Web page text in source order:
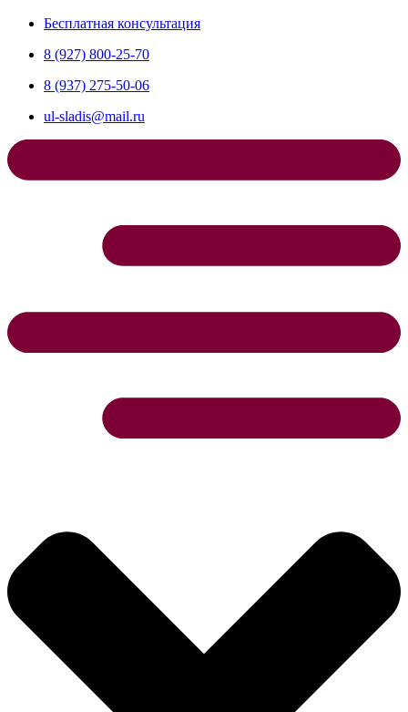
Бесплатная консультация
8 (927) 800-25-70
8 (937) 275-50-06
ul-sladis@mail.ru